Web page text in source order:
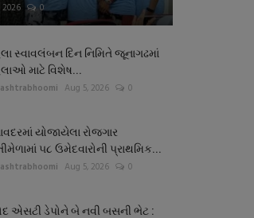
0
સ્વાવલંબન દિન નિમિતે જૂનાગઢમાં
માટે વિશેષ...
Aug 5, 2026 0
યોજાયેલા રોજગાર
૫૮ ઉમેદવારોની પ્રાથમિક...
Aug 5, 2026 0
એસટી ડેપોને બે નવી બસની ભેટ :